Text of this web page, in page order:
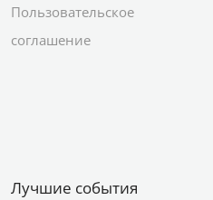
Пользовательское
соглашение
Лучшие события